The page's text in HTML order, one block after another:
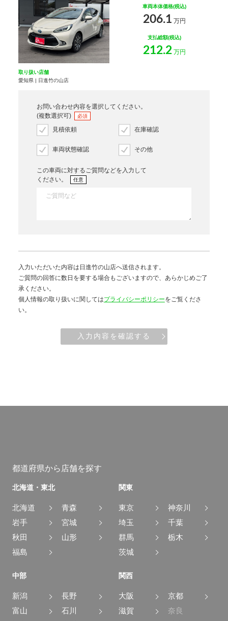
車両本体価格(税込)
206.1 万円
支払総額(税込)
212.2万円
取り扱い店舗
愛知県 | 日進竹の山店
お問い合わせ内容を選択してください。
(複数選択可)
必須
見積依頼 在庫確認
車両状態確認 その他
この車両に対するご質問などを入力して
ください。
任意
入力いただいた内容は日進竹の山店へ送信されます。
ご質問の回答に数日を要する場合もございますので、あらかじめご了
承ください。
個人情報の取り扱いに関してはプライバシーポリシーをご覧くださ
い。
入力内容を確認する
都道府県から店舗を探す
北海道・東北
北海道
青森
岩手
宮城
秋田
山形
福島
関東
東京
神奈川
埼玉
千葉
群馬
栃木
茨城
中部
新潟
長野
富山
石川
関西
大阪
京都
滋賀
奈良